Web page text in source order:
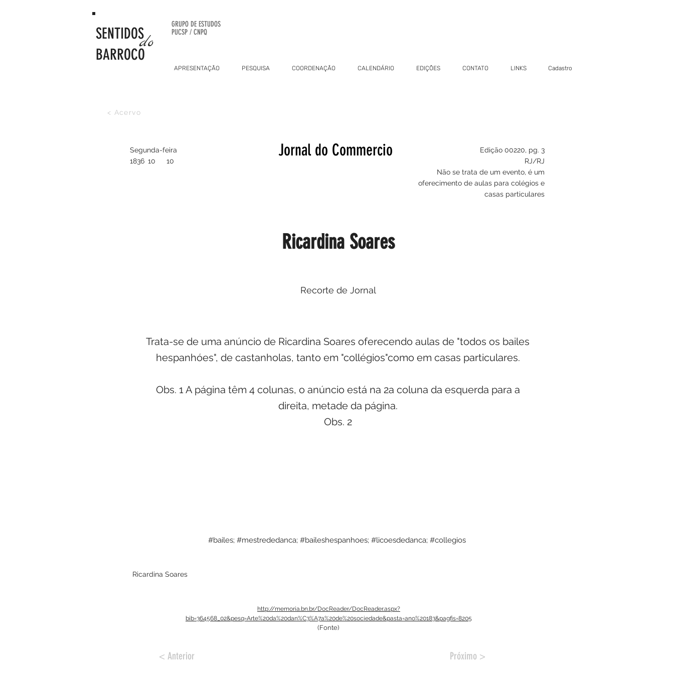
SENTIDOS
BARROCO
do
GRUPO DE ESTUDOS
PUCSP / CNPQ
APRESENTAÇÃO PESQUISA COORDENAÇÃO CALENDÁRIO EDIÇÕES CONTATO LINKS Cadastro
< Acervo
Segunda-feira Jornal do Commercio
Edição 00220, pg. 3
1836 10 10 RJ/RJ
Recorte de Jornal
Não se trata de um evento, é um
oferecimento de aulas para colégios e
casas particulares
Ricardina Soares
Trata-se de uma anúncio de Ricardina Soares oferecendo aulas de "todos os bailes
hespanhóes", de castanholas, tanto em "collégios"como em casas particulares.
Obs. 1 A página têm 4 colunas, o anúncio está na 2a coluna da esquerda para a
direita, metade da página.
Obs. 2
#bailes; #mestrededanca; #baileshespanhoes; #licoesdedanca; #collegios
Ricardina Soares
http://memoria.bn.br/DocReader/DocReader.aspx?
bib=364568_02&pesq=Arte%20da%20dan%C3%A7a%20de%20sociedade&pasta=ano%20183&pagfis=8205
(Fonte)
< Anterior Próximo >